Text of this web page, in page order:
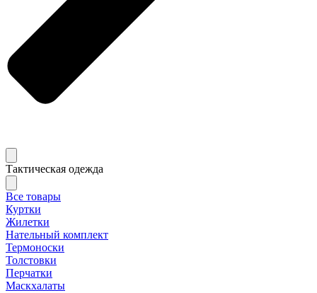
Тактическая одежда
Все товары
Куртки
Жилетки
Нательный комплект
Термоноски
Толстовки
Перчатки
Маскхалаты